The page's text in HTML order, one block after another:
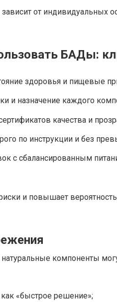
от индивидуальных
БАДы:
здоровья и пищевые
и назначение каждого
качества и
по инструкции и без
с сбалансированным
и повышает
компоненты
«быстрое решение»;